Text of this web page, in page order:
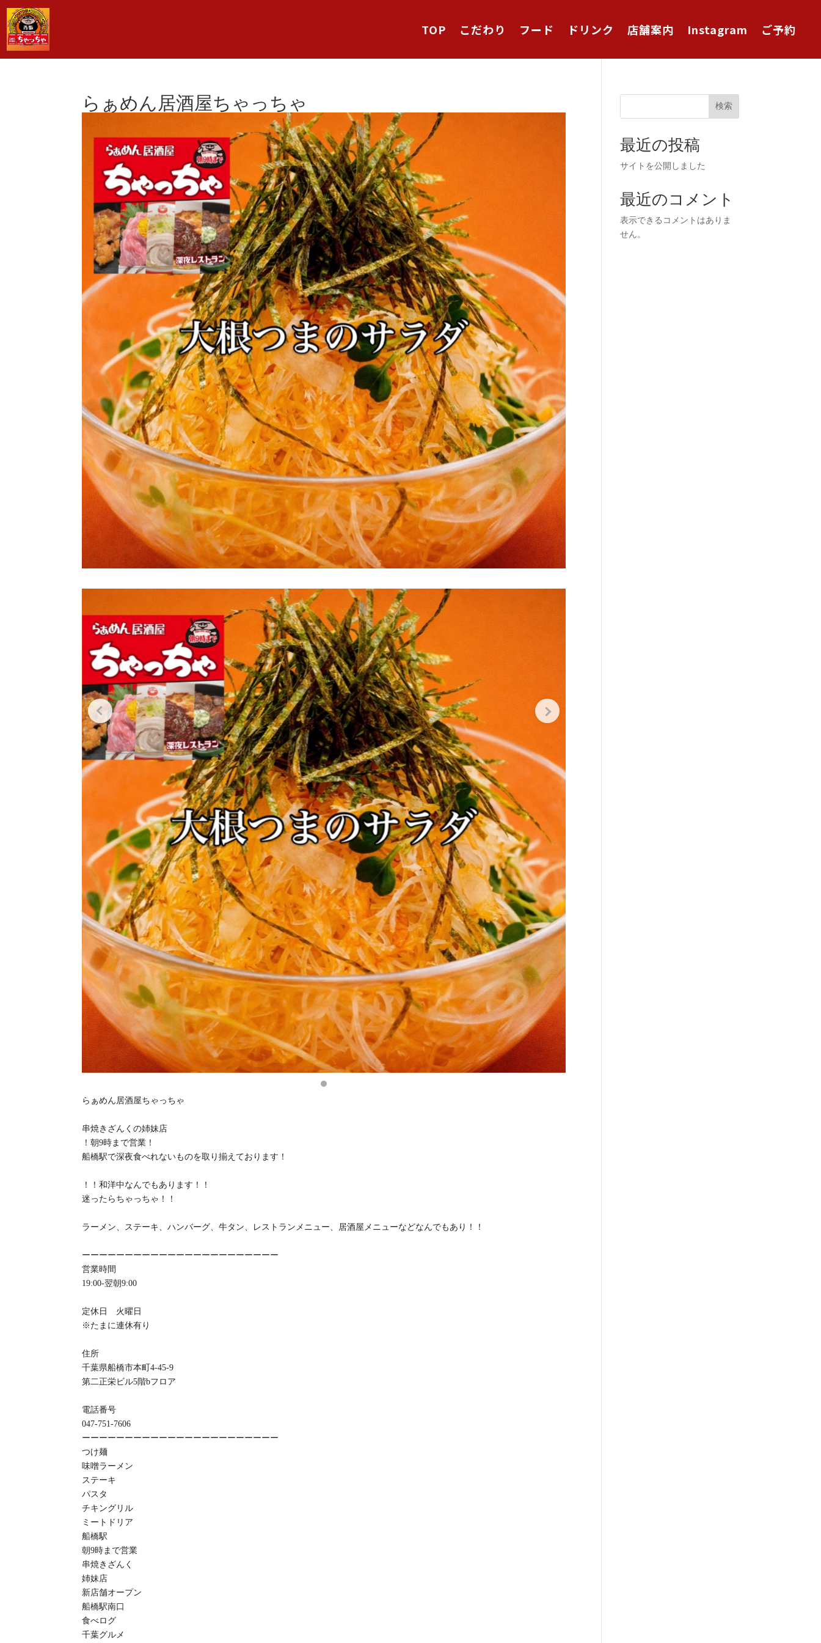
TOP こだわり フード ドリンク 店舗案内 Instagram ご予約
らぁめん居酒屋ちゃっちゃ
らぁめん居酒屋ちゃっちゃ
串焼きざんくの姉妹店
！朝9時まで営業！
船橋駅で深夜食べれないものを取り揃えております！
！！和洋中なんでもあります！！
迷ったらちゃっちゃ！！
ラーメン、ステーキ、ハンバーグ、牛タン、レストランメニュー、居酒屋メニューなどなんでもあり！！
ーーーーーーーーーーーーーーーーーーーーーーー
営業時間
19:00-翌朝9:00
定休日 火曜日
※たまに連休有り
住所
千葉県船橋市本町4-45-9
第二正栄ビル5階bフロア
電話番号
047-751-7606
ーーーーーーーーーーーーーーーーーーーーーーー
つけ麺
味噌ラーメン
ステーキ
パスタ
チキングリル
ミートドリア
船橋駅
朝9時まで営業
串焼きざんく
姉妹店
新店舗オープン
船橋駅南口
食べログ
千葉グルメ
検索
最近の投稿
サイトを公開しました
最近のコメント
表示できるコメントはありま
せん。